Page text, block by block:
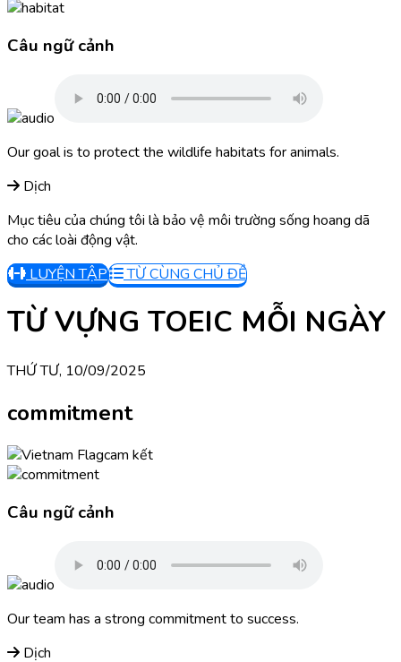
Câu ngữ cảnh
Our goal is to protect the wildlife habitats for animals.
Dịch
Mục tiêu của chúng tôi là bảo vệ môi trường sống hoang dã
cho các loài động vật.
LUYỆN TẬP
TỪ CÙNG CHỦ ĐỀ
TỪ VỰNG TOEIC MỖI NGÀY
THỨ TƯ, 10/09/2025
commitment
cam kết
Câu ngữ cảnh
Our team has a strong commitment to success.
Dịch